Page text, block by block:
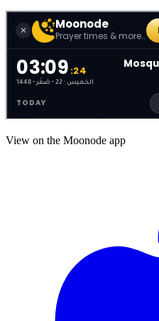
View on the Moonode app